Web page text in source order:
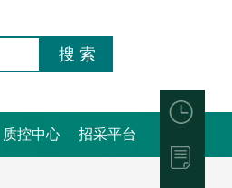
质控中心 招采平台